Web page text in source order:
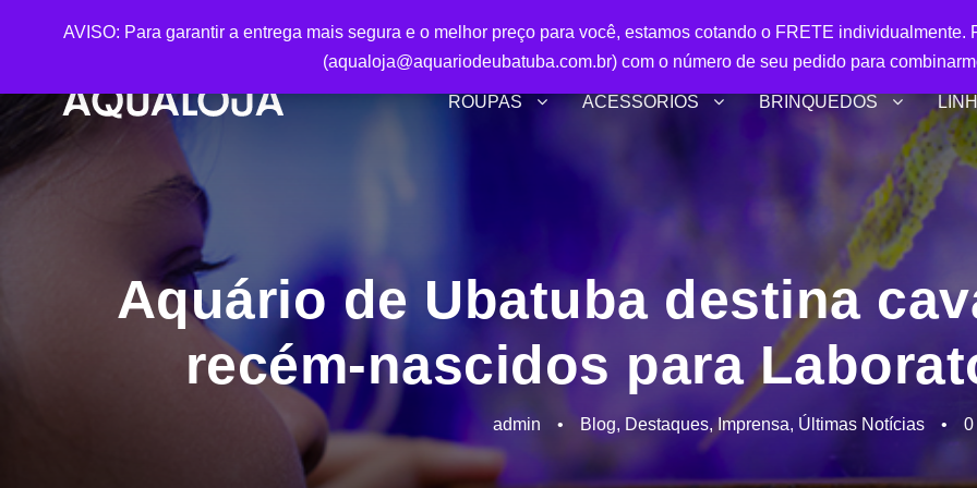
ROUPAS ACESSÓRIOS BRINQUEDOS
Aquário de Ubatuba destina
recém-nascidos para
admin • Blog, Destaques, Imprensa, Últimas Notícias • 0
AVISO: Para garantir a entrega mais segura e o melhor preço para você, estamos cotando o FRETE
(aqualoja@aquariodeubatuba.com.br) com o número de seu pedido para